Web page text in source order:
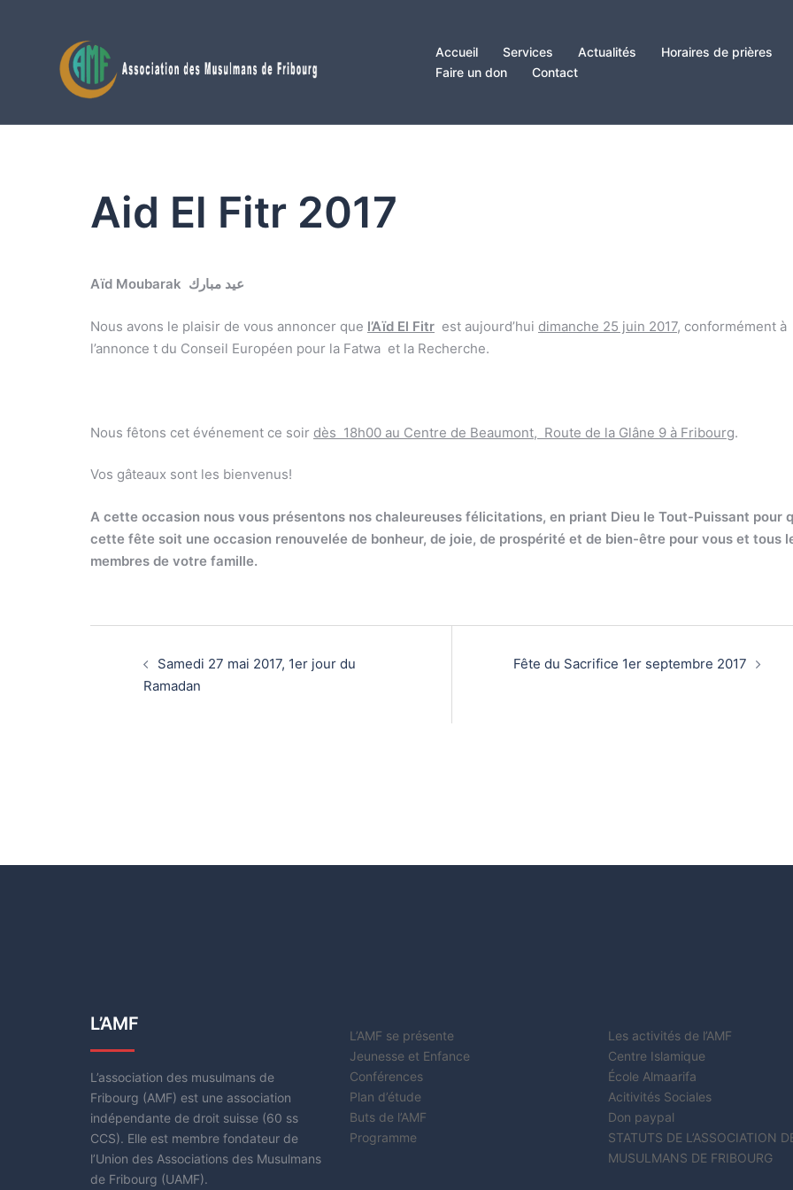
Accueil Services Actualités Horaires de prières
Faire un don
Contact
Aid El Fitr 2017
Aïd Moubarak عيد مبارك
Nous avons le plaisir de vous annoncer que l’Aïd El Fitr est aujourd’hui dimanche 25 juin 2017, conformément à
l’annonce t du Conseil Européen pour la Fatwa et la Recherche.
Nous fêtons cet événement ce soir dès 18h00 au Centre de Beaumont, Route de la Glâne 9 à Fribourg.
Vos gâteaux sont les bienvenus!
A cette occasion nous vous présentons nos chaleureuses félicitations, en priant Dieu le Tout-Puissant pour
cette fête soit une occasion renouvelée de bonheur, de joie, de prospérité et de bien-être pour vous et tous
membres de votre famille.
d’articleSamedi 27 mai 2017, 1er jour du
Ramadan
Fête du Sacrifice 1er septembre 2017
L’AMF
L’association des musulmans de
Fribourg (AMF) est une association
indépendante de droit suisse (60 ss
CCS). Elle est membre fondateur de
l’Union des Associations des Musulmans
de Fribourg (UAMF).
L’AMF se présente
Jeunesse et Enfance
Conférences
Plan d’étude
Buts de l’AMF
Programme
Les activités de l’AMF
Centre Islamique
École Almaarifa
Acitivités Sociales
Don paypal
STATUTS DE L’ASSOCIATION
MUSULMANS DE FRIBOURG